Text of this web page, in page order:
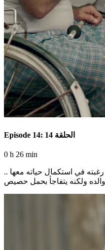
Episode 14: الحلقة 14
0 h 26 min
في استكمال حياته معها ..